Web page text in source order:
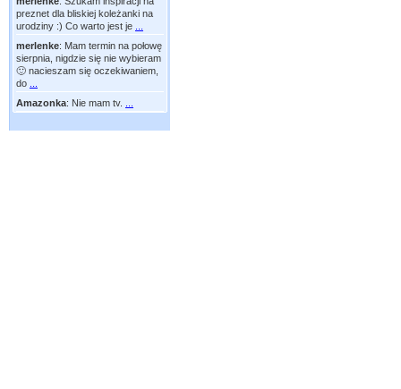
preznet dla bliskiej koleżanki na
urodziny :) Co warto jest je
merlenke: Mam termin na połowę
sierpnia, nigdzie się nie wybieram
🙂 nacieszam się oczekiwaniem,
do
Amazonka: Nie mam tv.